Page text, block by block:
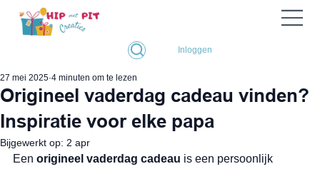
Inloggen
Origineel vaderdag cadeau vinden?
Inspiratie voor elke papa
27 mei 2025 4 minuten om te lezen
Bijgewerkt op: 2 apr
Een origineel vaderdag cadeau is een persoonlijk